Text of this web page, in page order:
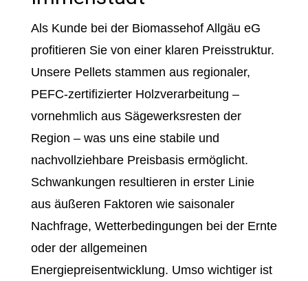
Als Kunde bei der Biomassehof Allgäu eG
profitieren Sie von einer klaren Preisstruktur.
Unsere Pellets stammen aus regionaler,
PEFC-zertifizierter Holzverarbeitung –
vornehmlich aus Sägewerksresten der
Region – was uns eine stabile und
nachvollziehbare Preisbasis ermöglicht.
Schwankungen resultieren in erster Linie
aus äußeren Faktoren wie saisonaler
Nachfrage, Wetterbedingungen bei der Ernte
oder der allgemeinen
Energiepreisentwicklung. Umso wichtiger ist